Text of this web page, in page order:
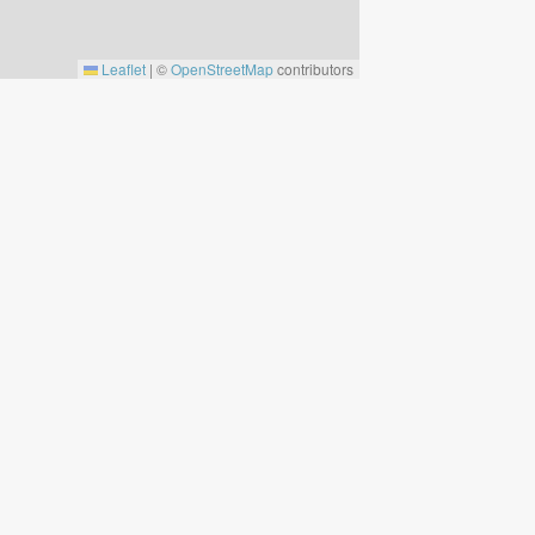
Leaflet | ©OpenStreetMapcontributors